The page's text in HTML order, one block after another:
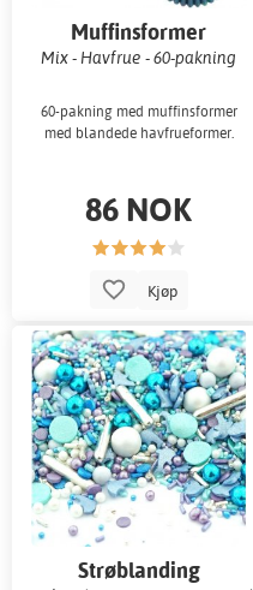
Muffinsformer
Mix - Havfrue - 60-pakning
60-pakning med muffinsformer
med blandede havfrueformer.
86 NOK
Kjøp
Strøblanding